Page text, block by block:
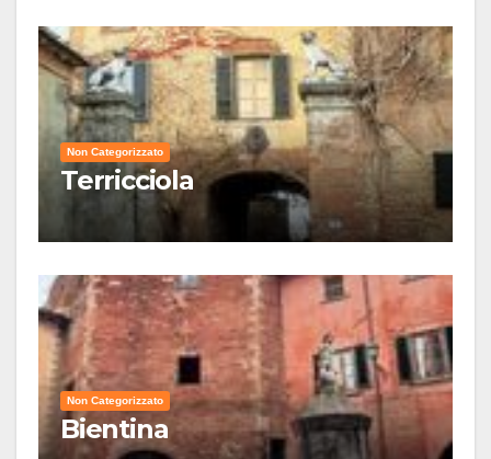
Non Categorizzato
Terricciola
Non Categorizzato
Bientina